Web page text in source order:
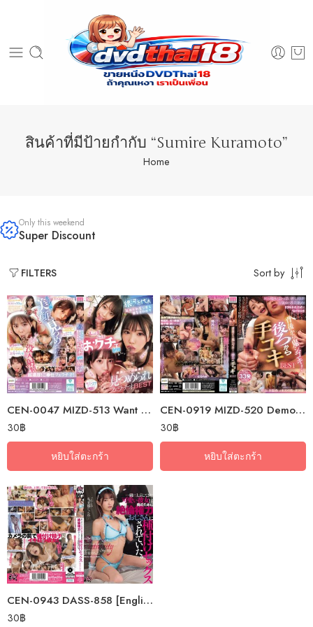
สินค้าที่มีป้ายกำกับ “Sumire Kuramoto”
Home
Only this weekend
Super Discount
FILTERS Sort by
CEN-0047 MIZD-513 Want To Look Into The Eyes Of The Galaxy’s Most Erotic…
30฿
หยิบใส่ตะกร้า
CEN-0919 MIZD-520 Demonic Torture From Behind! Best Handjobs From Behind
30฿
หยิบใส่ตะกร้า
CEN-0943 DASS-858 [English Subtitle] My Cute Girlfriend Came To Tokyo…
30฿